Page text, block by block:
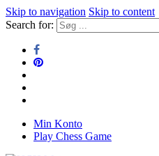
Skip to navigation Skip to content
Search for:
NCH Main
Min Konto
Play Chess Game